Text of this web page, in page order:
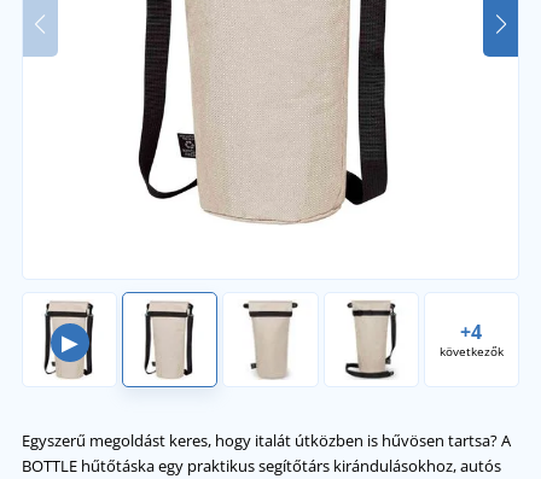
▶ +4
következők
Egyszerű megoldást keres, hogy italát útközben is hűvösen tartsa? A
BOTTLE hűtőtáska egy praktikus segítőtárs kirándulásokhoz, autós